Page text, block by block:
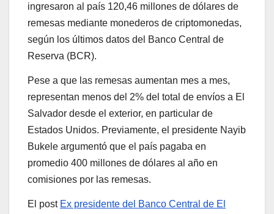
ingresaron al país 120,46 millones de dólares de
remesas mediante monederos de criptomonedas,
según los últimos datos del Banco Central de
Reserva (BCR).
Pese a que las remesas aumentan mes a mes,
representan menos del 2% del total de envíos a El
Salvador desde el exterior, en particular de
Estados Unidos. Previamente, el presidente Nayib
Bukele argumentó que el país pagaba en
promedio 400 millones de dólares al año en
comisiones por las remesas.
El post Ex presidente del Banco Central de El